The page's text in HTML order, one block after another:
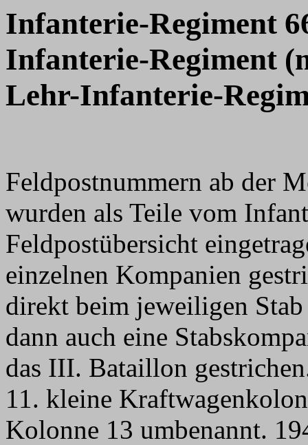
Infanterie-Regiment
Infanterie-Regiment
Lehr-Infanterie-
Feldpostnummern ab der
wurden als Teile vom
Feldpostübersicht
einzelnen Kompanien
direkt beim jeweiligen
dann auch eine
das III. Bataillon
11. kleine
Kolonne 13 umbenannt.